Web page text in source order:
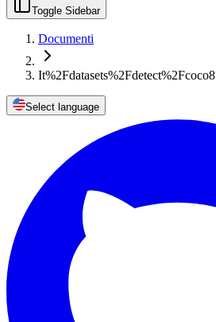
Toggle Sidebar
Documenti
It%2Fdatasets%2Fdetect%2Fcoco8
Select language